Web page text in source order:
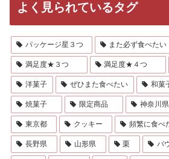
よく見られているタグ
パッケージ星３つ また必ず食べたい
満足度★３つ 満足度★４つ
洋菓子 ぜひまた食べたい 和菓
焼菓子 限定商品 神奈川県
東京都 クッキー 頻繁に食べ
長野県 山形県 栗 バ